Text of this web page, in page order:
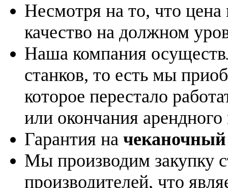
Несмотря на то, что цена
качество на должном
Наша компания
станков, то есть мы
которое перестало
или окончания арендного
Гарантия на чеканочный
Мы производим закупку
производителей, что